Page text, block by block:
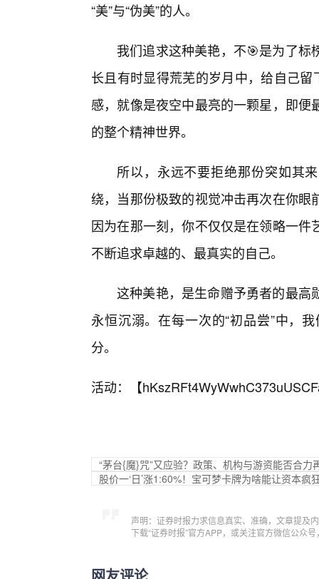
“美”与“伪美”的人。
我们追求这种美艳，不🎯是为了
长且有时显得荒芜的岁月中，给自己
感，就像是夜空中最亮的一颗星，即
的整个精神世界。
所以，永远不要拒绝那份突如其
绕，当那份极致的视觉冲击再次在你
因为在那一刻，你不仅仅是在领略一
不断追求卓越的、最真实的自己。
这种美艳，是生命赠予勇者的最高
永恒沉溺。在每一次的“初品尝”中，
分。
活动：【
“茅台{魔}咒”又应验？政策、机构与游资能否合力
股价一‘日’涨1:60%！宝可梦卡牌为啥能让资本疯
声明：证券时报力求信息真实、准确，文章提及
下载“证券时报”官方APP，或关注官方微信公众